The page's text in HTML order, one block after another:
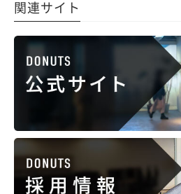
関連サイト